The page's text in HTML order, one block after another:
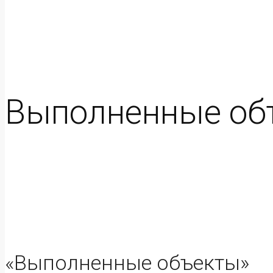
Выполненные
«Выполненные объекты»